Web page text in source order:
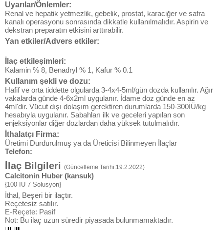
Uyarılar/Önlemler:
Renal ve hepatik yetmezlik, gebelik, prostat, karaciğer ve safra
kanalı operasyonu sonrasında dikkatle kullanılmalıdır. Aspirin ve
dekstran preparatın etkisini arttırabilir.
Yan etkiler/Advers etkiler:
İlaç etkileşimleri:
Kalamin % 8, Benadryl % 1, Kafur % 0.1
Kullanım şekli ve dozu:
Hafif ve orta tiddette olgularda 3-4x4-5ml/gün dozda kullanılır. Ağır
vakalarda günde 4-6x2ml uygulanır. İdame doz günde en az
4ml'dir. Vücut dışı dolaşım gerektiren durumlarda 150-300İÜ/kg
hesabıyla uygulanır. Sabahları ilk ve geceleri yapılan son
enjeksiyonlar diğer dozlardan daha yüksek tutulmalıdır.
İthalatçı Firma:
Üretimi Durdurulmuş ya da Üreticisi Bilinmeyen İlaçlar
Telefon:
İlaç Bilgileri (Güncelleme Tarihi:19.2.2022)
Calcitonin Huber (kansuk)
{100 IU 7 Solusyon}
İthal, Beşeri bir ilaçtır.
Reçetesiz satılır.
E-Reçete: Pasif
Not: Bu ilaç uzun süredir piyasada bulunmamaktadır.